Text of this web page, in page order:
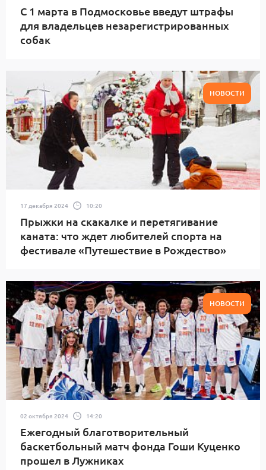
С 1 марта в Подмосковье введут штрафы
для владельцев незарегистрированных
собак
НОВОСТИ
17 декабря 2024 10:20
Прыжки на скакалке и перетягивание
каната: что ждет любителей спорта на
фестивале «Путешествие в Рождество»
НОВОСТИ
02 октября 2024 14:20
Ежегодный благотворительный
баскетбольный матч фонда Гоши Куценко
прошел в Лужниках